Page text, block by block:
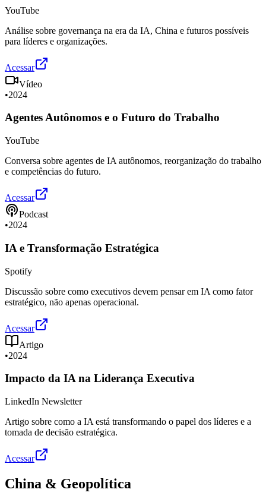
YouTube
Análise sobre governança na era da IA, China e futuros possíveis
para líderes e organizações.
Acessar
Vídeo
•2024
Agentes Autônomos e o Futuro do Trabalho
YouTube
Conversa sobre agentes de IA autônomos, reorganização do trabalho
e competências do futuro.
Acessar
Podcast
•2024
IA e Transformação Estratégica
Spotify
Discussão sobre como executivos devem pensar em IA como fator
estratégico, não apenas operacional.
Acessar
Artigo
•2024
Impacto da IA na Liderança Executiva
LinkedIn Newsletter
Artigo sobre como a IA está transformando o papel dos líderes e a
tomada de decisão estratégica.
Acessar
China & Geopolítica